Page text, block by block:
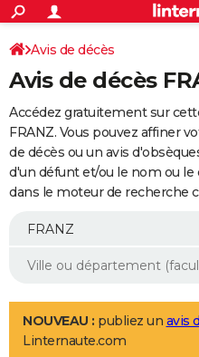
ACTUALITÉS
Politique
Société
Faits Divers
Education
Monde
Villes
+
SPORT
Coupe du monde 2026
Football
Tennis
Cyclisme
Rugby
Forum
Programme TV
TNT
Streaming
Cinéma
Sorties cinéma
Musique
+
FINANCE
Retraite
Impôts
Epargne
Immobilier
Risques naturels par ville
Banque
Assurance
Crédit
AUTO
Essais
Réserver un essai
Citadines
Berlines
SUV
Forum auto
+
Mobiles
Meilleur smartphone
Internet
Ordinateurs
Jeux vidéo
Guide high-tech
Aménagement intérieur
LIFESTYLE
Art de vivre
Bien-être
Loisirs
Mode
Modes de vie
Avis de décès
Avis de décès
Accédez gratuitement sur
FRANZ. Vous pouvez affiner
de décès ou un avis
d'un défunt et/ou le nom ou
dans le moteur de recherche
NOUVEAU : publiez un avis
Linternaute.com